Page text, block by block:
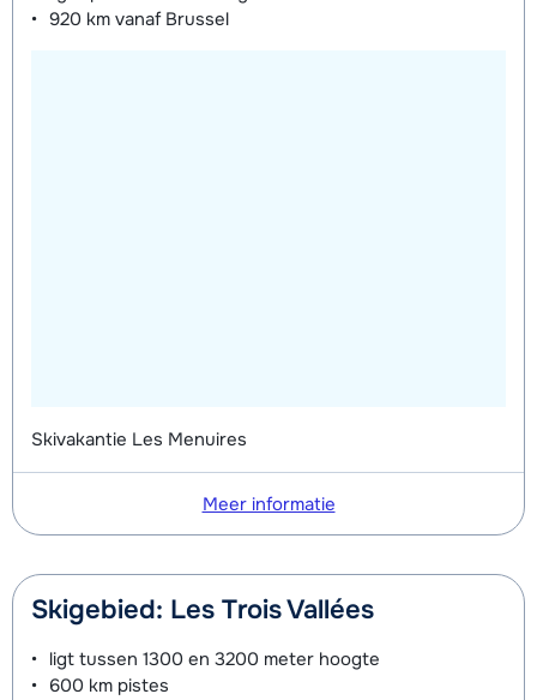
920 km vanaf Brussel
Skivakantie Les Menuires
Meer informatie
Skigebied: Les Trois Vallées
ligt tussen 1300 en 3200 meter hoogte
600 km pistes